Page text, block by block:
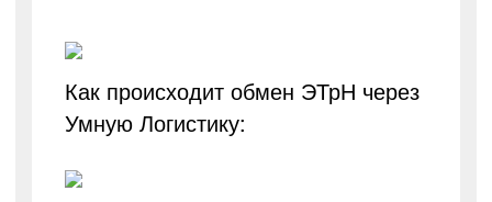
Как происходит обмен ЭТрН через
Умную Логистику: